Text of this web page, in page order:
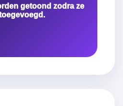
getoond zodra ze